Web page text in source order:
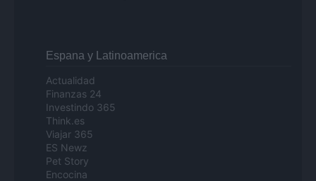
Espana y Latinoamerica
Actualidad
Finanzas 24
Investindo 365
Think.es
Viajar 365
ES Newz
Pet Story
Encocina